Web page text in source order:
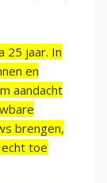
25 jaar. In
en
aandacht
brengen,
toe